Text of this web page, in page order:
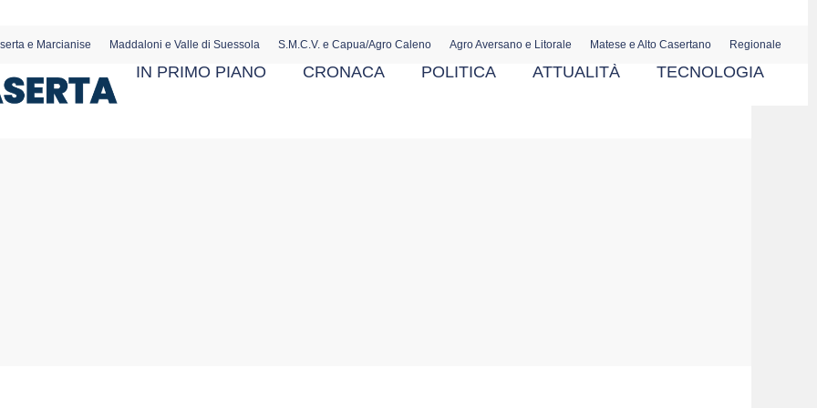
e Marcianise Maddaloni e Valle di Suessola S.M.C.V. e Capua/Agro Caleno Agro Aversano e Litorale Matese e Alto Casertano Regionale
IN PRIMO PIANO CRONACA POLITICA ATTUALITÀ TECNOLOGIA